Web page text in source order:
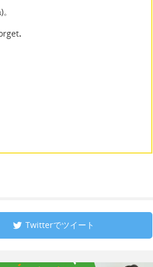
．
Twitterでツイート